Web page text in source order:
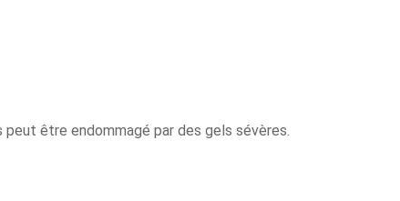
peut être endommagé par des gels sévères.